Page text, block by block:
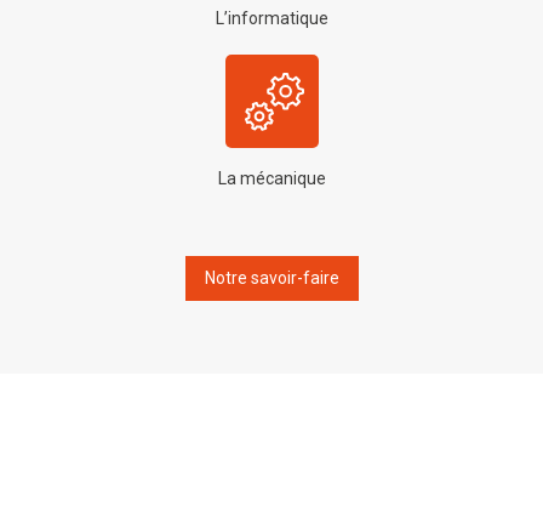
L’informatique
La mécanique
Notre savoir-faire